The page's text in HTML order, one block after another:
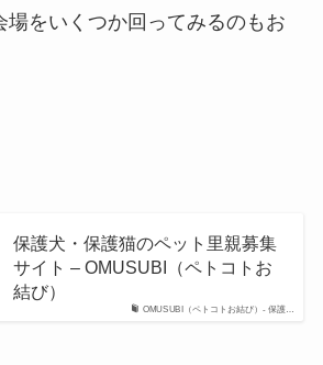
場をいくつか回ってみるのもお
OMUSUBI（ペトコトお結び）- 保護…
保護犬・保護猫のペット里親募集
サイト – OMUSUBI（ペトコトお
結び）